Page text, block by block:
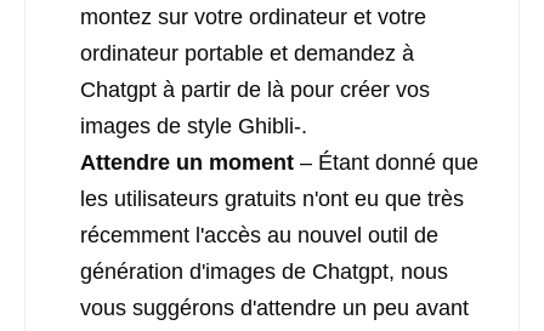
montez sur votre ordinateur et votre
ordinateur portable et demandez à
Chatgpt à partir de là pour créer vos
images de style Ghibli-.
Attendre un moment – Étant donné que
les utilisateurs gratuits n'ont eu que très
récemment l'accès au nouvel outil de
génération d'images de Chatgpt, nous
vous suggérons d'attendre un peu avant